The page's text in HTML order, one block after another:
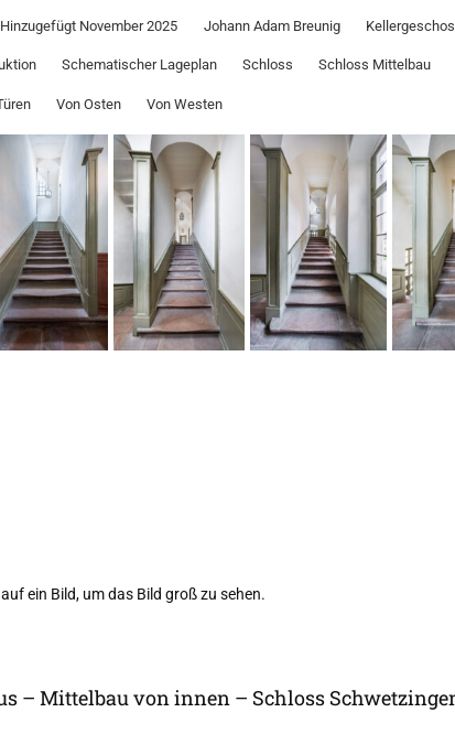
Hinzugefügt November 2025 Johann Adam Breunig
Schematischer Lageplan Schloss Schloss Mittelbau
Von Osten Von Westen
ein Bild, um das Bild groß zu sehen.
– Mittelbau von innen – Schloss